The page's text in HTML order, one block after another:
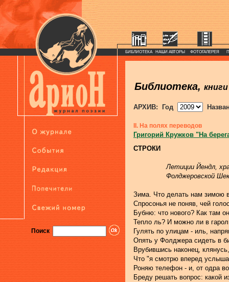
Поиск
БИБЛИОТЕКА НАШИ АВТОРЫ ФОТОГАЛЕРЕЯ
Библиотека, книги
АРХИВ: Год
II. На полях переводов
Григорий Кружков "На
СТРОКИ
Летиции Йендл,
Фолджеровской
Зима. Что делать нам зимою
Спросонья не поняв, чей
Бубню: что нового? Как там
Тепло ль? И можно ли в
Гулять по улицам - иль,
Опять у Фолджера сидеть в
Врубившись наконец,
Что "я смотрю вперед
Роняю телефон - и, от одра
Бреду решать вопрос: какой